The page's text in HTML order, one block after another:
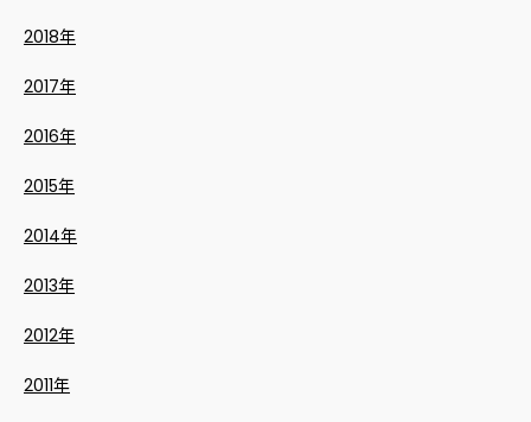
2018年
2017年
2016年
2015年
2014年
2013年
2012年
2011年